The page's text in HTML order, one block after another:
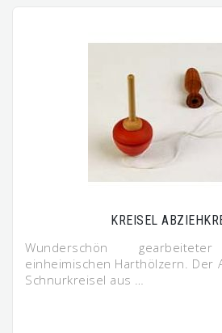
KREISEL
Wunderschön
einheimischen Harthölzern. Der
Schnurkreisel aus …